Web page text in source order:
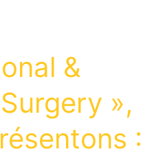
&
»,
: